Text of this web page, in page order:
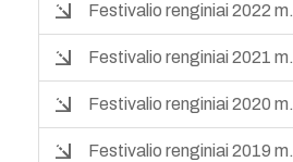
Festivalio renginiai 2022 m.
Festivalio renginiai 2021 m.
Festivalio renginiai 2020 m.
Festivalio renginiai 2019 m.